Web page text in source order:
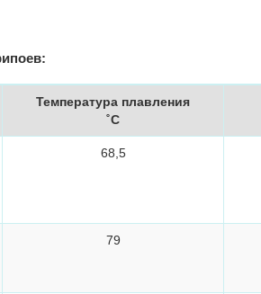
Температура плавления
˚С
68,5
79